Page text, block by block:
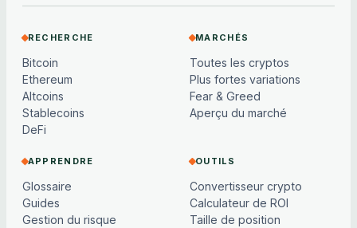
RECHERCHE
Bitcoin
Ethereum
Altcoins
Stablecoins
DeFi
MARCHÉS
Toutes les cryptos
Plus fortes variations
Fear & Greed
Aperçu du marché
APPRENDRE
Glossaire
Guides
Gestion du risque
OUTILS
Convertisseur crypto
Calculateur de ROI
Taille de position